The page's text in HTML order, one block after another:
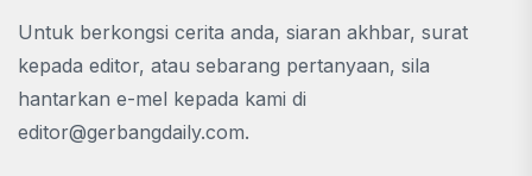
Untuk berkongsi cerita anda, siaran akhbar, surat
kepada editor, atau sebarang pertanyaan, sila
hantarkan e-mel kepada kami di
editor@gerbangdaily.com.